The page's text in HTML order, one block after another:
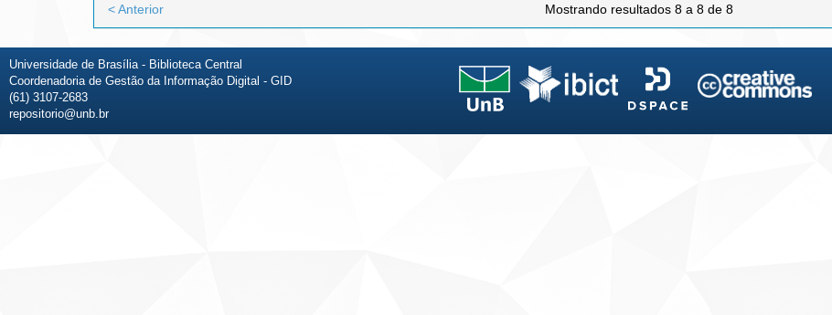
Mostrando resultados 8 a 8 de 8
< Anterior
Universidade de Brasília - Biblioteca Central
Coordenadoria de Gestão da Informação Digital - GID
(61) 3107-2683
repositorio@unb.br